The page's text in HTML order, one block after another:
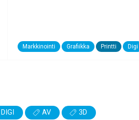
Markkinointi Grafiikka Printti Digi
DIGI AV 3D